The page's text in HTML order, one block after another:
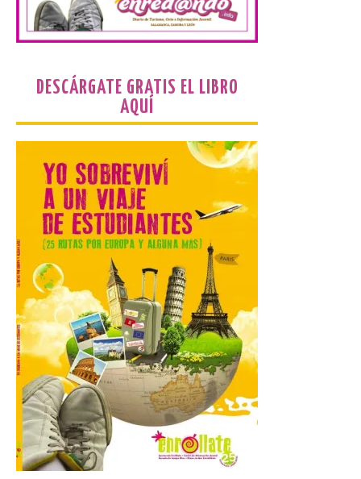
La decimoctava fotografía
de León de…viaje nos llega
desde la sede del
Estrasburgo.
Nueva edición de León
de…viaje. Una iniciativa
organizado por la sección
juvenil de la Asociación
Enróllate, la Asociación
Conceyu País Llionés y el Diario de
Turismo, Ocio e Información para
jóvenes “Enredando.info”. . La
decimoctava fotografía de León de…viaje
nos […]
UPL insta a la Junta a
actuar para salvar el
castillo del Asmesnal, un
BIC en estado de ruina
7 Ago 2026
Un Bien de Interés
DESCÁRGATE GRATIS EL LIBRO
AQUÍ